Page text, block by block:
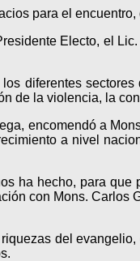
para el
Electo, el
diferentes
de la violencia, la
encomendó a
a nivel
ha hecho, para
con Mons.
del